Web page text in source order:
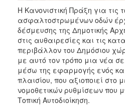
ΠΟΛΙΤΙΣΜΟΣ
ΑΝΘΕΚΤΙΚΗ
ΠΟΛΗ
Η Κανονιστική Πράξη για τις
ασφαλτοστρωμένων οδών
δέσμευσης της Δημοτικής
στις αυθαιρεσίες και τις
περιβάλλον του Δημόσιου
με αυτό τον τρόπο μια νέα
μέσω της εφαρμογής ενός
πλαισίου, που αξιοποιεί στο
νομοθετικών ρυθμίσεων που
Τοπική Αυτοδιοίκηση.